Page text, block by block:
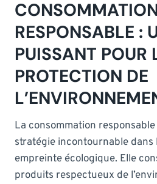
RESPONSABLE :
PUISSANT POUR
PROTECTION DE
La consommation
stratégie incontournable
empreinte écologique. Elle
produits respectueux de